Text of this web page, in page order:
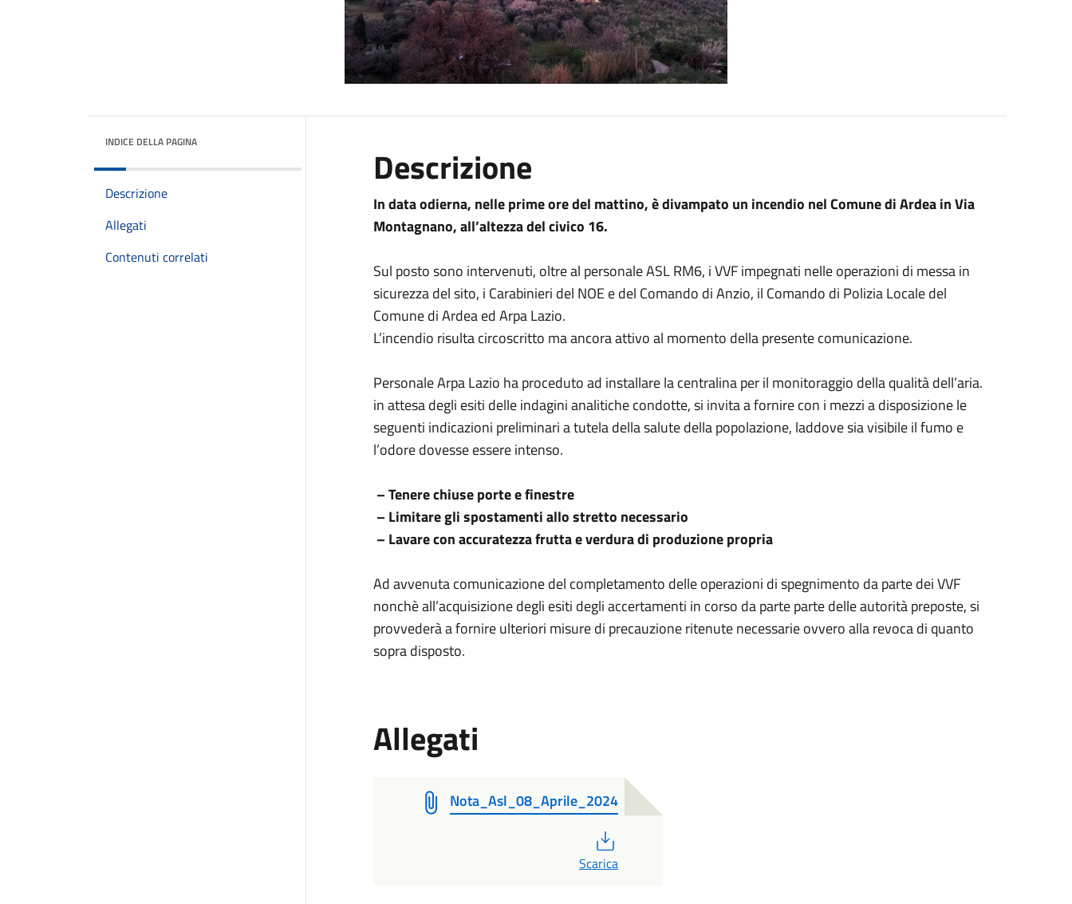
INDICE DELLA PAGINA
Descrizione
Allegati
Contenuti correlati
Descrizione
In data odierna, nelle prime ore del mattino, è divampato un incendio nel Comune di Ardea in Via
Montagnano, all’altezza del civico 16.
Sul posto sono intervenuti, oltre al personale ASL RM6, i VVF impegnati nelle operazioni di messa in
sicurezza del sito, i Carabinieri del NOE e del Comando di Anzio, il Comando di Polizia Locale del
Comune di Ardea ed Arpa Lazio.
L’incendio risulta circoscritto ma ancora attivo al momento della presente comunicazione.
Personale Arpa Lazio ha proceduto ad installare la centralina per il monitoraggio della qualità dell’aria.
in attesa degli esiti delle indagini analitiche condotte, si invita a fornire con i mezzi a disposizione le
seguenti indicazioni preliminari a tutela della salute della popolazione, laddove sia visibile il fumo e
l’odore dovesse essere intenso.
– Tenere chiuse porte e finestre
– Limitare gli spostamenti allo stretto necessario
– Lavare con accuratezza frutta e verdura di produzione propria
Ad avvenuta comunicazione del completamento delle operazioni di spegnimento da parte dei VVF
nonchè all’acquisizione degli esiti degli accertamenti in corso da parte parte delle autorità preposte, si
provvederà a fornire ulteriori misure di precauzione ritenute necessarie ovvero alla revoca di quanto
sopra disposto.
Allegati
Nota_Asl_08_Aprile_2024
Scarica